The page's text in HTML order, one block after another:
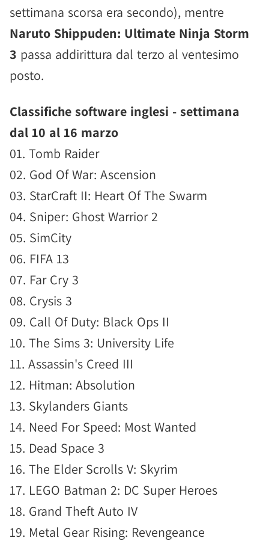
settimana scorsa era secondo), mentre
Naruto Shippuden: Ultimate Ninja Storm
3 passa addirittura dal terzo al ventesimo
posto.
Classifiche software inglesi - settimana
dal 10 al 16 marzo
01. Tomb Raider
02. God Of War: Ascension
03. StarCraft II: Heart Of The Swarm
04. Sniper: Ghost Warrior 2
05. SimCity
06. FIFA 13
07. Far Cry 3
08. Crysis 3
09. Call Of Duty: Black Ops II
10. The Sims 3: University Life
11. Assassin's Creed III
12. Hitman: Absolution
13. Skylanders Giants
14. Need For Speed: Most Wanted
15. Dead Space 3
16. The Elder Scrolls V: Skyrim
17. LEGO Batman 2: DC Super Heroes
18. Grand Theft Auto IV
19. Metal Gear Rising: Revengeance